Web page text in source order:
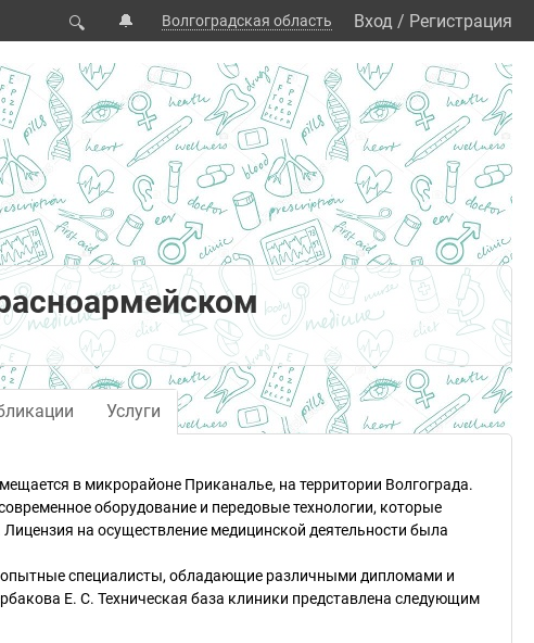
🔍 🔔 Волгоградская область Вход / Регистрация
Услуги
в микрорайоне Приканалье, на территории Волгограда.
оборудование и передовые технологии, которые
на осуществление медицинской деятельности была
специалисты, обладающие различными дипломами и
Е. С. Техническая база клиники представлена следующим